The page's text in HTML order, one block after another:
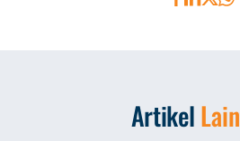
Artikel